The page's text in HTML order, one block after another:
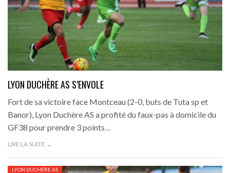
LYON DUCHÈRE AS S’ENVOLE
Fort de sa victoire face Montceau (2-0, buts de Tuta sp et
Banor), Lyon Duchère AS a profité du faux-pas à domicile du
GF38 pour prendre 3 points…
LIRE LA SUITE →
LYON DUCHÈRE AS